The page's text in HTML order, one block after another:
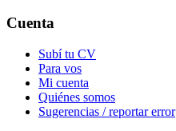
Cuenta
Subí tu CV
Para vos
Mi cuenta
Quiénes somos
Sugerencias / reportar error